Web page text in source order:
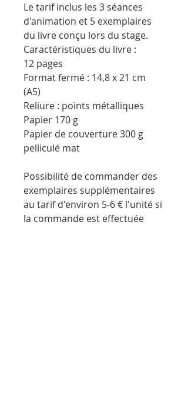
Le tarif inclus les 3 séances
d'animation et 5 exemplaires
du livre conçu lors du stage.
Caractéristiques du livre :
12 pages
Format fermé : 14,8 x 21 cm
(A5)
Reliure : points métalliques
Papier 170 g
Papier de couverture 300 g
pelliculé mat
Possibilité de commander des
exemplaires supplémentaires
au tarif d'environ 5-6 € l'unité si
la commande est effectuée